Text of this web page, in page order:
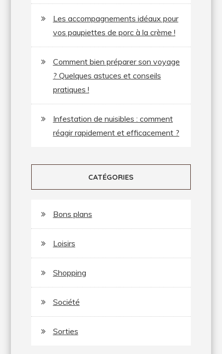
Les accompagnements idéaux pour
vos paupiettes de porc à la crème !
Comment bien préparer son voyage
? Quelques astuces et conseils
pratiques !
Infestation de nuisibles : comment
réagir rapidement et efficacement ?
CATÉGORIES
Bons plans
Loisirs
Shopping
Société
Sorties